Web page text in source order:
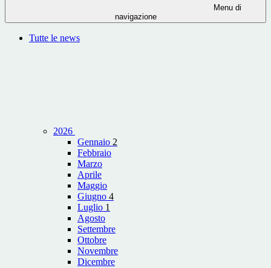
Menu di
navigazione
Tutte le news
2026
Gennaio 2
Febbraio
Marzo
Aprile
Maggio
Giugno 4
Luglio 1
Agosto
Settembre
Ottobre
Novembre
Dicembre